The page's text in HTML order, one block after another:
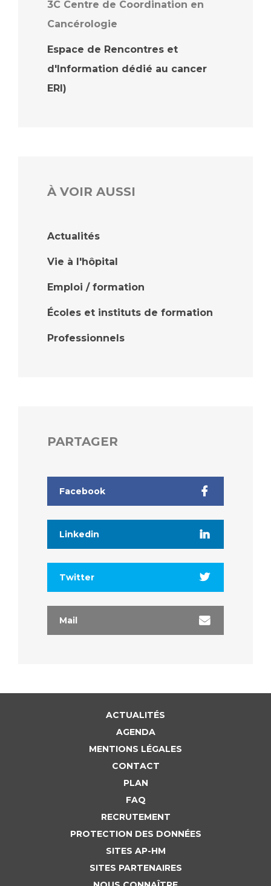
3C Centre de Coordination en
Cancérologie
Espace de Rencontres et
d'Information dédié au cancer
ERI)
À VOIR AUSSI
Actualités
Vie à l'hôpital
Emploi / formation
Écoles et instituts de formation
Professionnels
PARTAGER
Facebook
Linkedin
Twitter
Mail
ACTUALITÉS
AGENDA
MENTIONS LÉGALES
CONTACT
PLAN
FAQ
RECRUTEMENT
PROTECTION DES DONNÉES
SITES AP-HM
SITES PARTENAIRES